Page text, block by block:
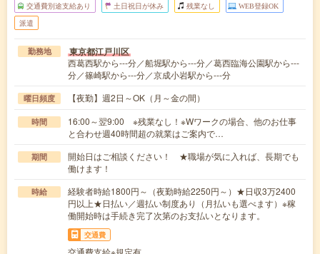
交通費別途支給あり 土日祝日が休み 残業なし WEB登録OK
派遣
勤務地 東京都江戸川区
西葛西駅から---分／船堀駅から---分／葛西臨海公園駅から---
分／篠崎駅から---分／京成小岩駅から---分
曜日頻度 【夜勤】週2日～OK（月～金の間）
時間
16:00～翌9:00 ※残業なし！※Wワークの場合、他のお仕事
と合わせ週40時間超の就業はご案内で…
期間
開始日はご相談ください！ ★職場が気に入れば、長期でも
働けます！
時給
経験者時給1800円～（夜勤時給2250円～）★日収3万2400
円以上★日払い／週払い制度あり（月払いも選べます）※稼
働開始時は手続き完了次第のお支払いとなります。
交通費